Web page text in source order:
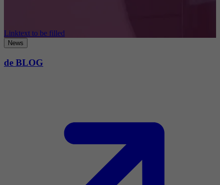
Linktext to be filled
News
de BLOG